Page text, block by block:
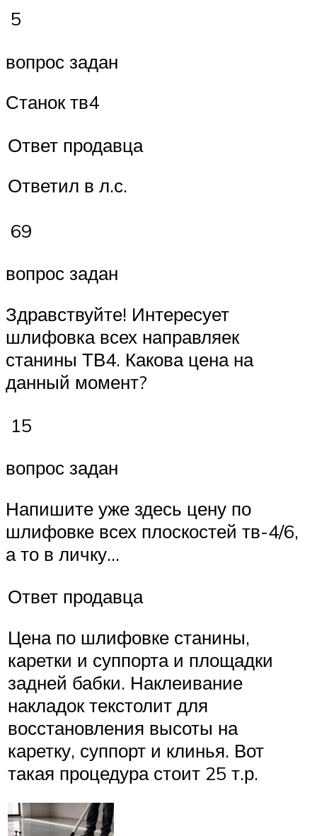
5
вопрос задан
Станок тв4
Ответ продавца
Ответил в л.с.
69
вопрос задан
Здравствуйте! Интересует
шлифовка всех направляек
станины ТВ4. Какова цена на
данный момент?
15
вопрос задан
Напишите уже здесь цену по
шлифовке всех плоскостей тв-4/6,
а то в личку…
Ответ продавца
Цена по шлифовке станины,
каретки и суппорта и площадки
задней бабки. Наклеивание
накладок текстолит для
восстановления высоты на
каретку, суппорт и клинья. Вот
такая процедура стоит 25 т.р.